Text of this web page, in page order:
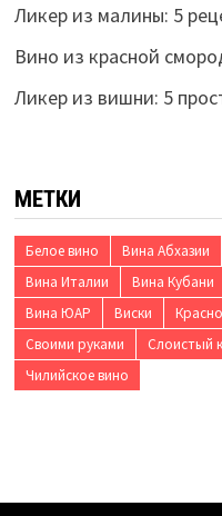
Ликер из малины: 5
Вино из красной
Ликер из вишни: 5
МЕТКИ
Белое вино Вина Абхазии
Вина Италии
Вина Кубани
Вина ЮАР
Виски
Своими руками
Слоистый
Чилийское вино